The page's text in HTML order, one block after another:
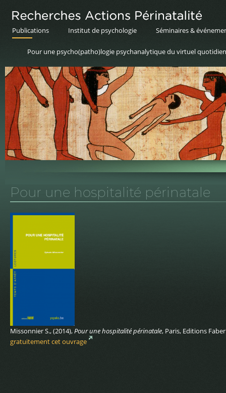
Publications Institut de psychologie Séminaires &
Pour une psycho(patho)logie psychanalytique du virtuel quotidien
Pour une hospitalité périnatale
Missonnier S., (2014),Pour une hospitalité périnatale, Paris, Editions
gratuitement cet ouvrage